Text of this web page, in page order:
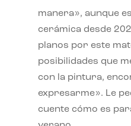
manera», aunque
cerámica desde
planos por este
posibilidades que
con la pintura,
expresarme». Le
cuente cómo es